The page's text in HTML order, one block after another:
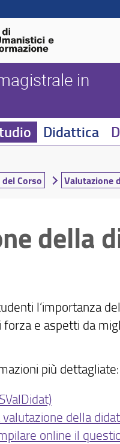
in
Didattica
Corso Valutazione
della
l’importanza
e aspetti da
più dettagliate:
della
online il